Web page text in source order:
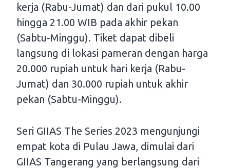
kerja (Rabu-Jumat) dan dari pukul 10.00
hingga 21.00 WIB pada akhir pekan
(Sabtu-Minggu). Tiket dapat dibeli
langsung di lokasi pameran dengan harga
20.000 rupiah untuk hari kerja (Rabu-
Jumat) dan 30.000 rupiah untuk akhir
pekan (Sabtu-Minggu).
Seri GIIAS The Series 2023 mengunjungi
empat kota di Pulau Jawa, dimulai dari
GIIAS Tangerang yang berlangsung dari